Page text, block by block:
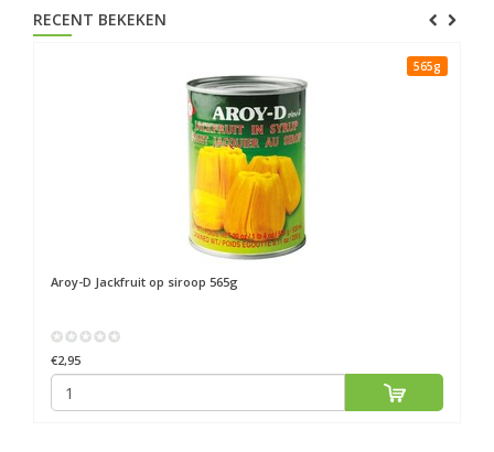
RECENT BEKEKEN
565g
Aroy-D Jackfruit op siroop 565g
€2,95